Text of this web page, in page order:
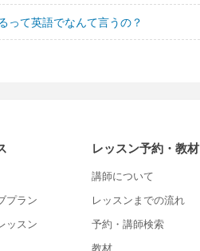
って英語でなんて言うの？
プラン
ッスン
レッスン予約・教材
講師について
レッスンまでの流れ
予約・講師検索
教材